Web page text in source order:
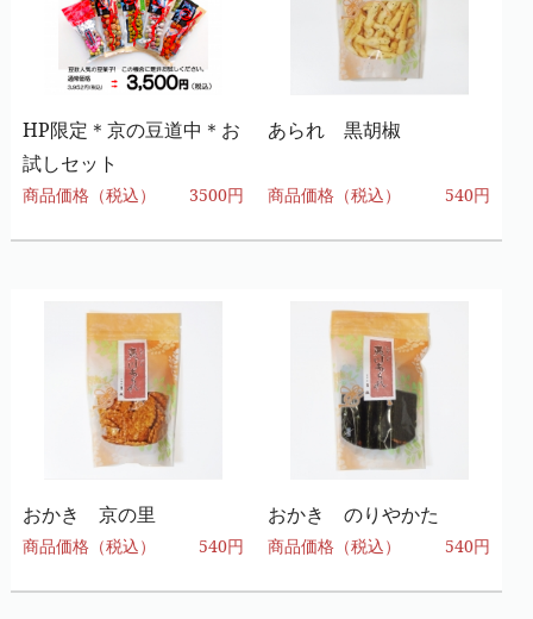
HP限定＊京の豆道中＊お
試しセット
商品価格（税込） 3500円
あられ 黒胡椒
商品価格（税込） 540円
おかき 京の里
商品価格（税込） 540円
おかき のりやかた
商品価格（税込） 540円